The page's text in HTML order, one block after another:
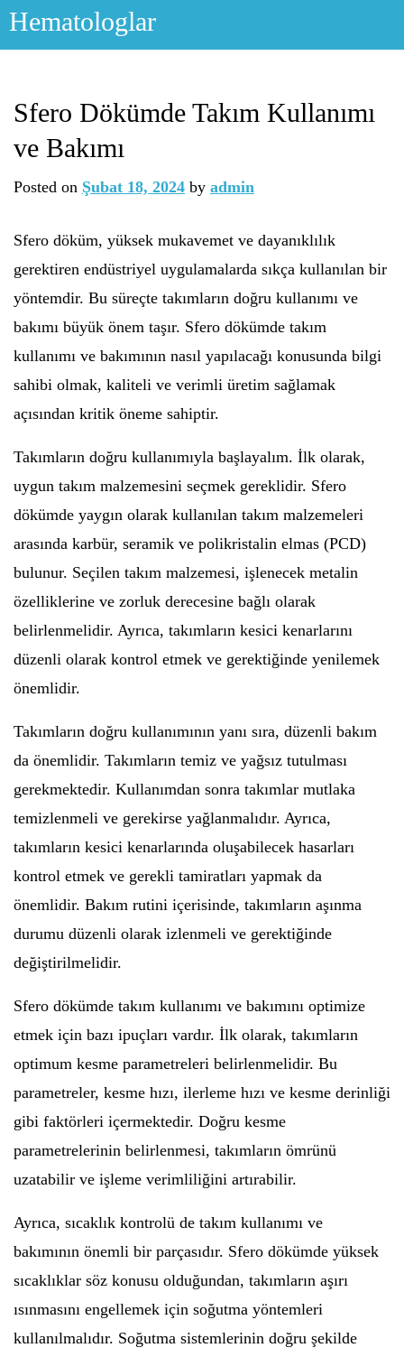
Skip
Hematologlar
Sfero Dökümde Takım Kullanımı
ve Bakımı
Posted on Şubat 18, 2024 by admin
Sfero döküm, yüksek mukavemet ve dayanıklılık
gerektiren endüstriyel uygulamalarda sıkça kullanılan bir
yöntemdir. Bu süreçte takımların doğru kullanımı ve
bakımı büyük önem taşır. Sfero dökümde takım
kullanımı ve bakımının nasıl yapılacağı konusunda bilgi
sahibi olmak, kaliteli ve verimli üretim sağlamak
açısından kritik öneme sahiptir.
Takımların doğru kullanımıyla başlayalım. İlk olarak,
uygun takım malzemesini seçmek gereklidir. Sfero
dökümde yaygın olarak kullanılan takım malzemeleri
arasında karbür, seramik ve polikristalin elmas (PCD)
bulunur. Seçilen takım malzemesi, işlenecek metalin
özelliklerine ve zorluk derecesine bağlı olarak
belirlenmelidir. Ayrıca, takımların kesici kenarlarını
düzenli olarak kontrol etmek ve gerektiğinde yenilemek
önemlidir.
Takımların doğru kullanımının yanı sıra, düzenli bakım
da önemlidir. Takımların temiz ve yağsız tutulması
gerekmektedir. Kullanımdan sonra takımlar mutlaka
temizlenmeli ve gerekirse yağlanmalıdır. Ayrıca,
takımların kesici kenarlarında oluşabilecek hasarları
kontrol etmek ve gerekli tamiratları yapmak da
önemlidir. Bakım rutini içerisinde, takımların aşınma
durumu düzenli olarak izlenmeli ve gerektiğinde
değiştirilmelidir.
Sfero dökümde takım kullanımı ve bakımını optimize
etmek için bazı ipuçları vardır. İlk olarak, takımların
optimum kesme parametreleri belirlenmelidir. Bu
parametreler, kesme hızı, ilerleme hızı ve kesme derinliği
gibi faktörleri içermektedir. Doğru kesme
parametrelerinin belirlenmesi, takımların ömrünü
uzatabilir ve işleme verimliliğini artırabilir.
Ayrıca, sıcaklık kontrolü de takım kullanımı ve
bakımının önemli bir parçasıdır. Sfero dökümde yüksek
sıcaklıklar söz konusu olduğundan, takımların aşırı
ısınmasını engellemek için soğutma yöntemleri
kullanılmalıdır. Soğutma sistemlerinin doğru şekilde